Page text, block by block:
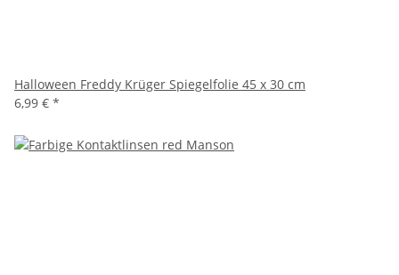
Halloween Freddy Krüger Spiegelfolie 45 x 30 cm
6,99 € *